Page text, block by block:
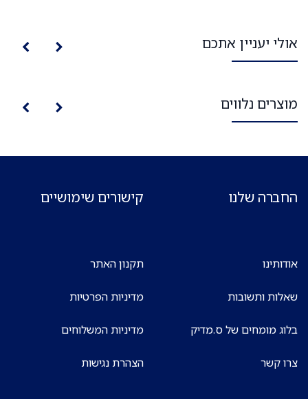
אולי יעניין אתכם
מוצרים נלווים
החברה שלנו
אודותינו
שאלות ותשובות
בלוג מומחים של ס.מדיק
צרו קשר
קישורים שימושיים
תקנון האתר
מדיניות הפרטיות
מדיניות המשלוחים
הצהרת נגישות